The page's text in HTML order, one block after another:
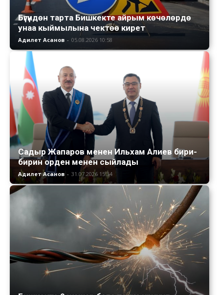
Бүгүндөн тарта Бишкекте айрым көчөлөрдө
унаа кыймылына чектөө кирет
Адилет Асанов - 05.08.2026 10:58
Садыр Жапаров менен Ильхам Алиев бири-
бирин орден менен сыйлады
Адилет Асанов - 31.07.2026 15:34